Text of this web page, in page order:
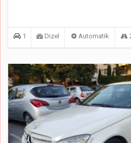
1 Dizel Automatik